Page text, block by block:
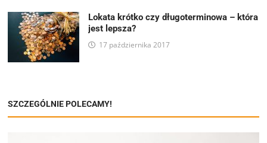
Lokata krótko czy długoterminowa – która
jest lepsza?
17 października 2017
SZCZEGÓLNIE POLECAMY!